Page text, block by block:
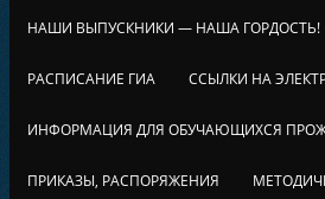
НАШИ ВЫПУСКНИКИ — НАША ГОРДОСТЬ!
РАСПИСАНИЕ ГИА ССЫЛКИ НА
ИНФОРМАЦИЯ ДЛЯ ОБУЧАЮЩИХСЯ
ПРИКАЗЫ, РАСПОРЯЖЕНИЯ